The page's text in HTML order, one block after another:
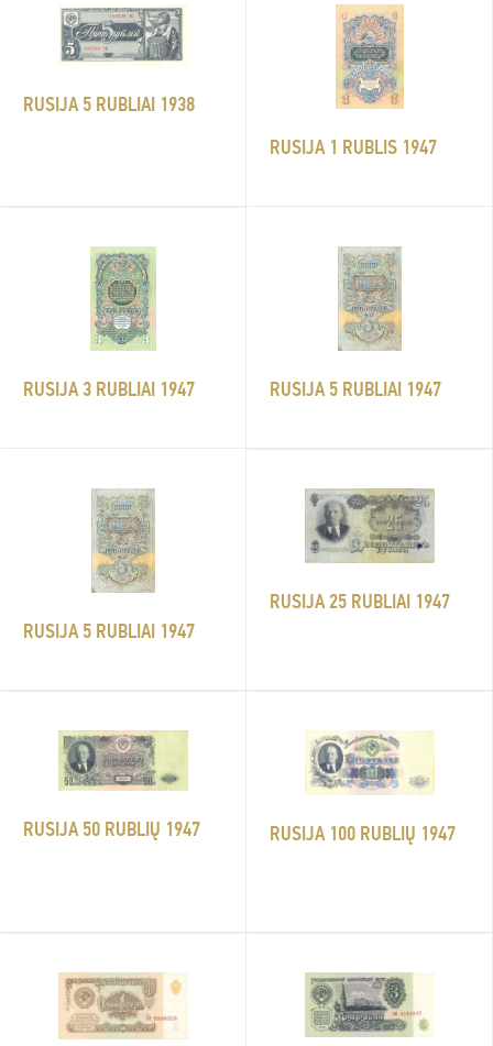
RUSIJA 5 RUBLIAI 1938
RUSIJA 1 RUBLIS 1947
RUSIJA 3 RUBLIAI 1947 RUSIJA 5 RUBLIAI 1947
RUSIJA 5 RUBLIAI 1947
RUSIJA 25 RUBLIAI 1947
RUSIJA 50 RUBLIŲ 1947 RUSIJA 100 RUBLIŲ 1947